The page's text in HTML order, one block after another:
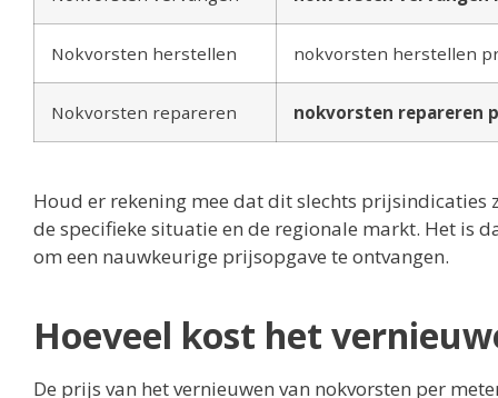
Nokvorsten herstellen nokvorsten herstellen
Nokvorsten repareren nokvorsten repareren
Houd er rekening mee dat dit slechts
de specifieke situatie en de regionale markt. Het is
om een nauwkeurige prijsopgave te ontvangen.
Hoeveel kost het
De prijs van het vernieuwen van nokvorsten per